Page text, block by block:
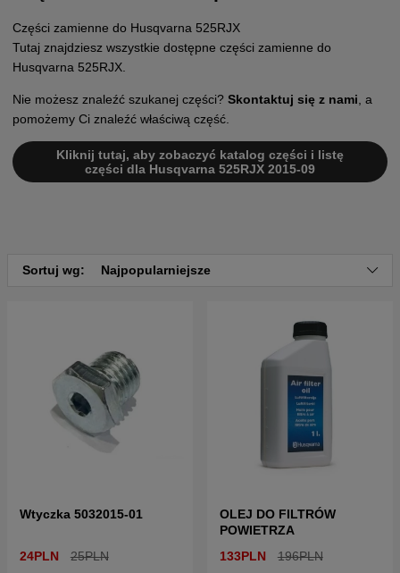
Części zamienne do Husqvarna 525RJX
Tutaj znajdziesz wszystkie dostępne części zamienne do
Husqvarna 525RJX.
Nie możesz znaleźć szukanej części? Skontaktuj się z nami , a
pomożemy Ci znaleźć właściwą część.
Kliknij tutaj, aby zobaczyć katalog części i listę
części dla Husqvarna 525RJX 2015-09
Sortuj wg: Najpopularniejsze
Wtyczka 5032015-01
24PLN 25PLN
OLEJ DO FILTRÓW
POWIETRZA
133PLN
196PLN